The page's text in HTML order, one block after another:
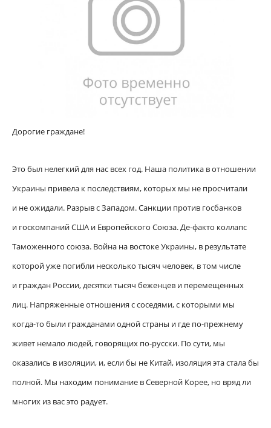
Дорогие граждане!
Это был нелегкий для нас всех год. Наша политика в отношении
Украины привела к последствиям, которых мы не просчитали
и не ожидали. Разрыв с Западом. Санкции против госбанков
и госкомпаний США и Европейского Союза. Де-факто коллапс
Таможенного союза. Война на востоке Украины, в результате
которой уже погибли несколько тысяч человек, в том числе
и граждан России, десятки тысяч беженцев и перемещенных
лиц. Напряженные отношения с соседями, с которыми мы
когда-то были гражданами одной страны и где по-прежнему
живет немало людей, говорящих по-русски. По сути, мы
оказались в изоляции, и, если бы не Китай, изоляция эта стала бы
полной. Мы находим понимание в Северной Корее, но вряд ли
многих из вас это радует.